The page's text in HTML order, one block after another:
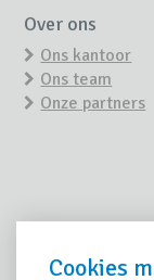
Over ons
Ons kantoor
Ons team
Onze partners
Cookies